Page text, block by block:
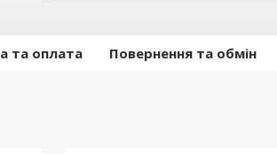
та оплата Повернення та обмін